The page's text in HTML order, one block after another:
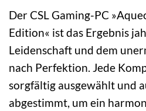
Der CSL Gaming-PC
Edition« ist das Ergebnis
Leidenschaft und dem
nach Perfektion. Jede
sorgfältig ausgewählt und
abgestimmt, um ein